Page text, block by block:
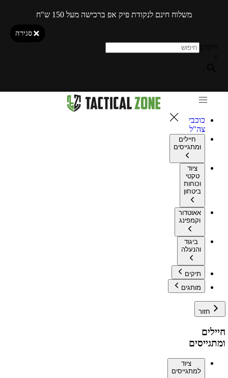
משלוח חינם לנקודת פיק אפ ברכישה מעל 150 ש"ח
סגירה
כוכבי
צה"ל
חיילים
ומתגייסים
ציוד
טקטי
וכוחות
ביטחון
אאוטדור
וקמפינג
ביגוד
והנעלה
תיקים
מותגים
חזור
חיילים
ומתגייסים
ציוד
למתגייסים